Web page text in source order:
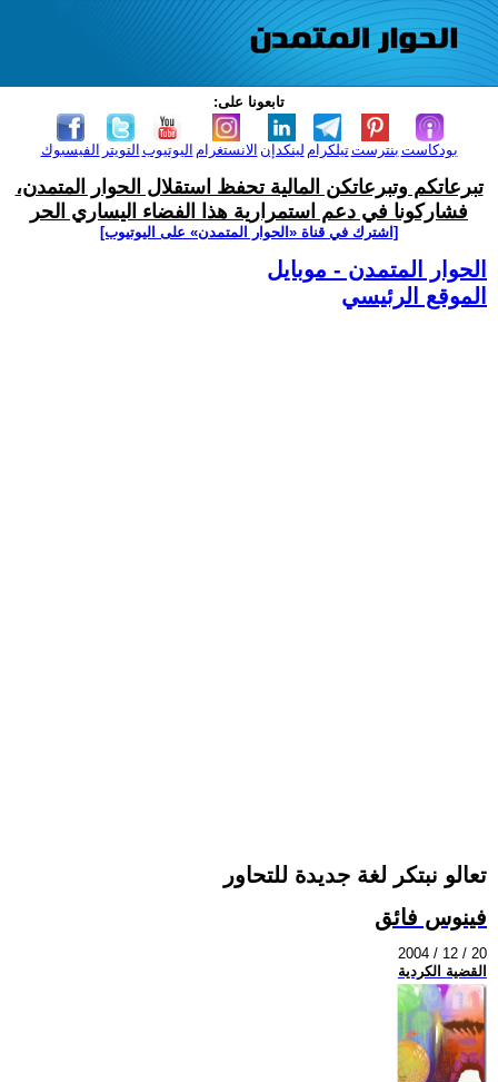
تابعونا على:
الفيسبوك التويتر اليوتيوب الانستغرام لينكدإن تيلكرامبنترست بودكاست
تبرعاتكم وتبرعاتكن المالية تحفظ استقلال الحوار المتمدن،
فشاركونا في دعم استمرارية هذا الفضاء اليساري الحر
[اشترك في قناة ‫«الحوار المتمدن» على اليوتيوب]
الحوار المتمدن - موبايل
الموقع الرئيسي
تعالو نبتكر لغة جديدة للتحاور
فينوس فائق
2004 / 12 / 20
القضية الكردية